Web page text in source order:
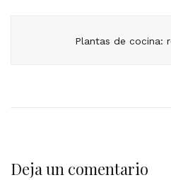
Plantas de cocina:
Deja un comentario